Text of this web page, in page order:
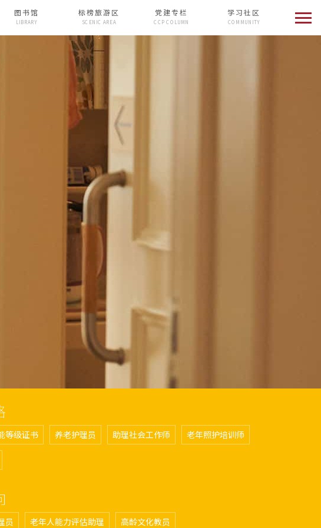
图书馆
LIBRARY
标榜旅游区
SCENIC AREA
党建专栏
CCP COLUMN
学习社区
COMMUNITY
等级证书 养老护理员 助理社会工作师 老年照护培训师
员 老年人能力评估助理 高龄文化教员